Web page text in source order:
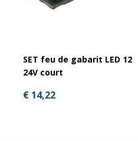
SET feu de gabarit LED 12-
24V court
€ 14,22